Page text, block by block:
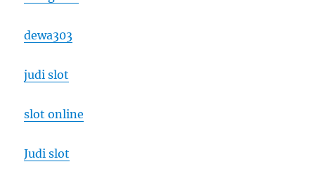
dewa303
judi slot
slot online
Judi slot